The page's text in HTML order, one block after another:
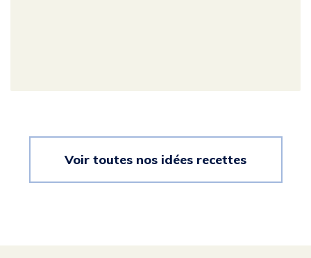
Voir toutes nos idées recettes